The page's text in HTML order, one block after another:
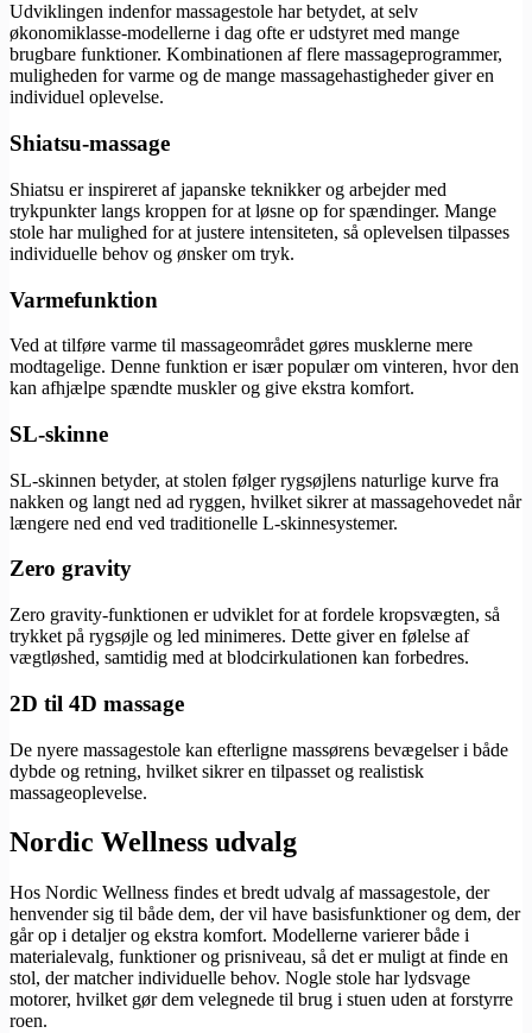
Udviklingen indenfor massagestole har betydet, at selv
økonomiklasse-modellerne i dag ofte er udstyret med mange
brugbare funktioner. Kombinationen af flere massageprogrammer,
muligheden for varme og de mange massagehastigheder giver en
individuel oplevelse.
Shiatsu-massage
Shiatsu er inspireret af japanske teknikker og arbejder med
trykpunkter langs kroppen for at løsne op for spændinger. Mange
stole har mulighed for at justere intensiteten, så oplevelsen tilpasses
individuelle behov og ønsker om tryk.
Varmefunktion
Ved at tilføre varme til massageområdet gøres musklerne mere
modtagelige. Denne funktion er især populær om vinteren, hvor den
kan afhjælpe spændte muskler og give ekstra komfort.
SL-skinne
SL-skinnen betyder, at stolen følger rygsøjlens naturlige kurve fra
nakken og langt ned ad ryggen, hvilket sikrer at massagehovedet når
længere ned end ved traditionelle L-skinnesystemer.
Zero gravity
Zero gravity-funktionen er udviklet for at fordele kropsvægten, så
trykket på rygsøjle og led minimeres. Dette giver en følelse af
vægtløshed, samtidig med at blodcirkulationen kan forbedres.
2D til 4D massage
De nyere massagestole kan efterligne massørens bevægelser i både
dybde og retning, hvilket sikrer en tilpasset og realistisk
massageoplevelse.
Nordic Wellness udvalg
Hos Nordic Wellness findes et bredt udvalg af massagestole, der
henvender sig til både dem, der vil have basisfunktioner og dem, der
går op i detaljer og ekstra komfort. Modellerne varierer både i
materialevalg, funktioner og prisniveau, så det er muligt at finde en
stol, der matcher individuelle behov. Nogle stole har lydsvage
motorer, hvilket gør dem velegnede til brug i stuen uden at forstyrre
roen.